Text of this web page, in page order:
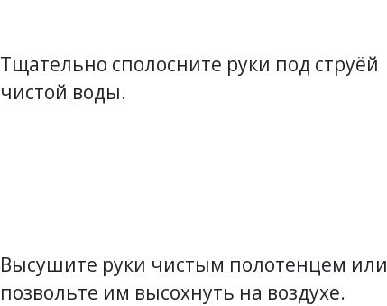
Тщательно сполосните руки под струёй
чистой воды.
Высушите руки чистым полотенцем или
позвольте им высохнуть на воздухе.